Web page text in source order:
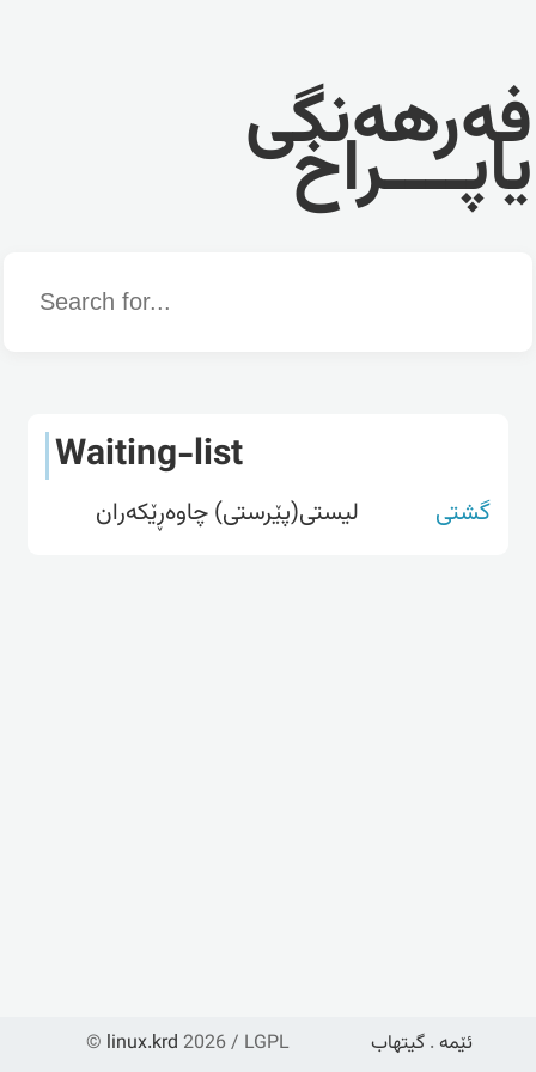
فەرهەنگی
یاپــــراخ
Word
Waiting-list
گشتی لیستی(پێرستی) چاوەڕێکەران
© linux.krd 2026 / LGPL ئێمە . گیتهاب